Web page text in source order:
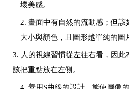
壞美感。
2. 畫面中有自然的流動感；但該
大小與顏色，且圖形越單純的圖
3. 人的視線習慣從左往右看，因
該把重點放在左側。
4. 善用S曲線的設計，能使圖像